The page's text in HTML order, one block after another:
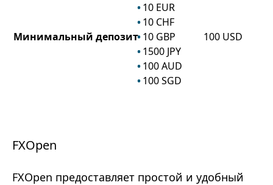
Минимальный депозит
10 EUR
10 CHF
10 GBP
1500 JPY
100AUD
100SGD
100 USD
FXOpen
FXOpen предоставляет простой и удобный